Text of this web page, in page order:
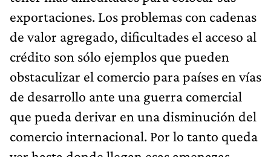
exportaciones. Los problemas con cadenas
de valor agregado, dificultades el acceso al
crédito son sólo ejemplos que pueden
obstaculizar el comercio para países en vías
de desarrollo ante una guerra comercial
que pueda derivar en una disminución del
comercio internacional. Por lo tanto queda